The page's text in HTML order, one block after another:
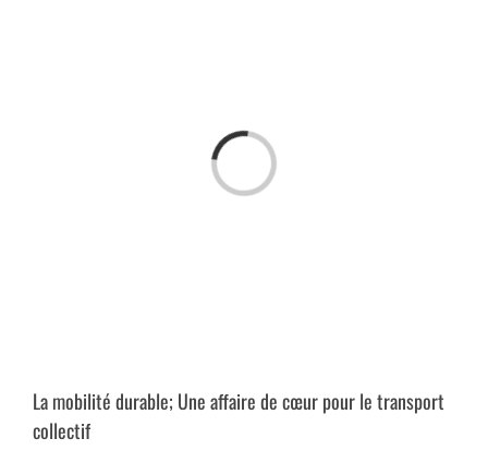
Chargement…
La mobilité durable; Une affaire de cœur pour le transport
collectif